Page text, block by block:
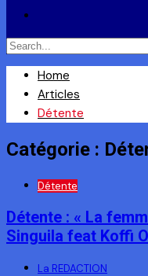
Home
Articles
Détente
Catégorie :
Détente
Détente : « La
Singuila feat Koffi
La REDACTION